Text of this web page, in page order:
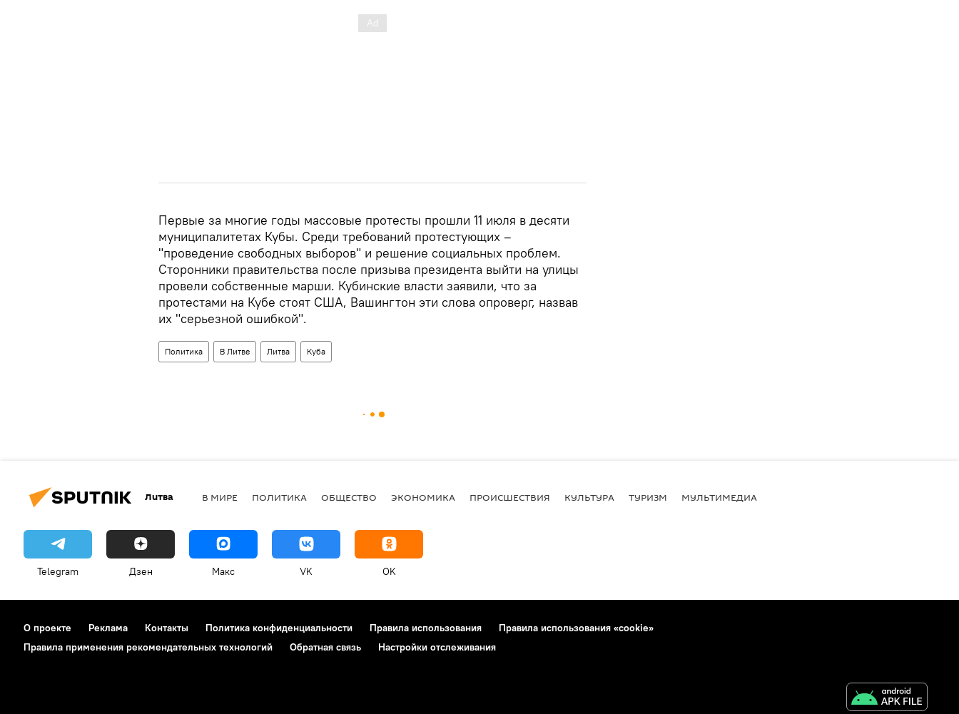
Первые за многие годы массовые протесты прошли 11 июля в десяти
муниципалитетах Кубы. Среди требований протестующих –
"проведение свободных выборов" и решение социальных проблем.
Сторонники правительства после призыва президента выйти на улицы
провели собственные марши. Кубинские власти заявили, что за
протестами на Кубе стоят США, Вашингтон эти слова опроверг, назвав
их "серьезной ошибкой".
Политика В Литве Литва Куба
Литва В МИРЕ ПОЛИТИКА ОБЩЕСТВО ЭКОНОМИКА ПРОИСШЕСТВИЯ КУЛЬТУРА ТУРИЗМ МУЛЬТИМЕДИА
Telegram Дзен Макс VK OK
О проекте Реклама Контакты Политика конфиденциальности Правила использования
Правила использования «cookie»
Правила применения рекомендательных технологий
Обратная связь Настройки отслеживания